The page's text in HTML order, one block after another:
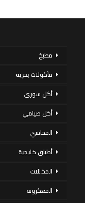
مطبخ
مأكولات بحرية
أكل سورى
أكل صيامي
المحاشي
أطباق خليجية
المخللات
المعكرونة